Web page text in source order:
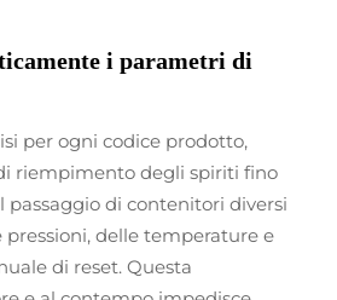
i parametri di
per ogni codice prodotto,
riempimento degli spiriti fino
di contenitori diversi
delle temperature e
di reset. Questa